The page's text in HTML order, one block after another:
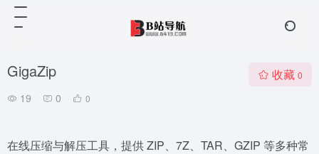
GigaZip
19 0 0
收藏 0
在线压缩与解压工具，提供 ZIP、7Z、TAR、GZIP 等多种常